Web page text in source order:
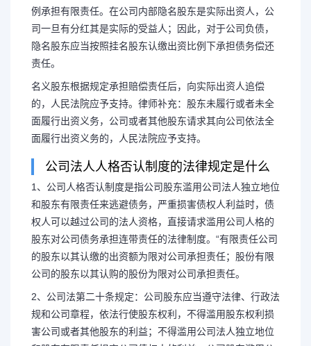
例承担有限责任。在公司内部隐名股东是实际出资人，公
司一旦有分红其是实际的受益人；因此，对于公司负债，
隐名股东应当按照挂名股东认缴出资比例下承担债务偿还
责任。
名义股东根据规定承担赔偿责任后，向实际出资人追偿
的，人民法院应予支持。律师补充：股东未履行或者未全
面履行出资义务，公司或者其他股东请求其向公司依法全
面履行出资义务的，人民法院应予支持。
公司法人人格否认制度的法律规定是什么
1、公司人格否认制度是指公司股东滥用公司法人独立地位
和股东有限责任来逃避债务，严重损害债权人利益时，债
权人可以越过公司的法人资格，直接请求滥用公司人格的
股东对公司债务承担连带责任的法律制度。“有限责任公司
的股东以其认缴的出资额为限对公司承担责任；股份有限
公司的股东以其认购的股份为限对公司承担责任。
2、公司法第二十条规定：公司股东应当遵守法律、行政法
规和公司章程，依法行使股东权利，不得滥用股东权利损
害公司或者其他股东的利益；不得滥用公司法人独立地位